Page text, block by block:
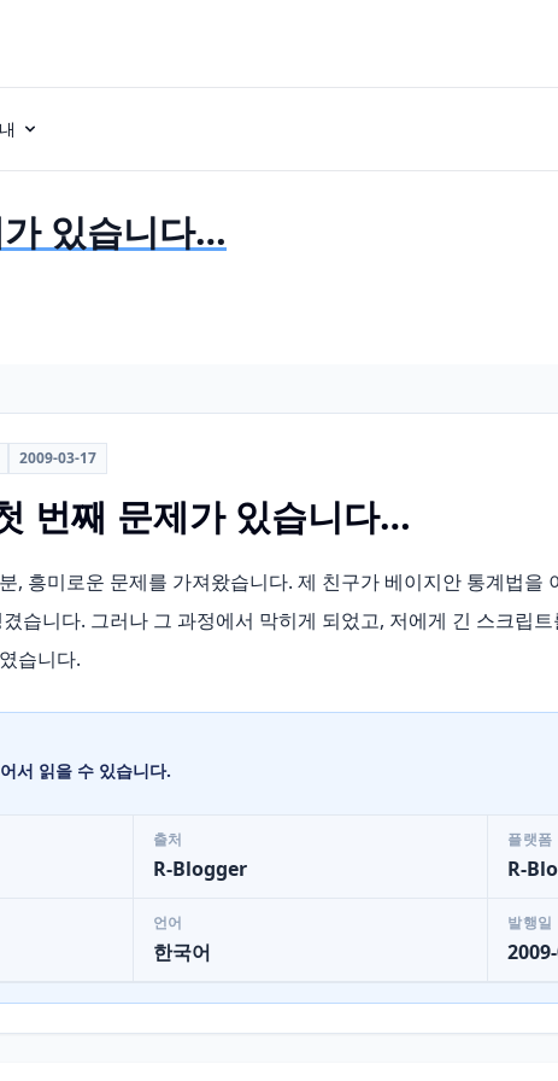
있습니다…
2009-03-17
번째 문제가 있습니다…
, 흥미로운 문제를 가져왔습니다. 제 친구가 베이지안 통계법을
습니다. 그러나 그 과정에서 막히게 되었고, 저에게 긴 스크립
습니다.
서 읽을 수 있습니다.
출처
R-Blogger
플랫폼
R-
언어
한국어
발행일